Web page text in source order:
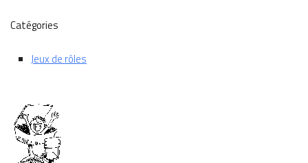
Catégories
Jeux de rôles